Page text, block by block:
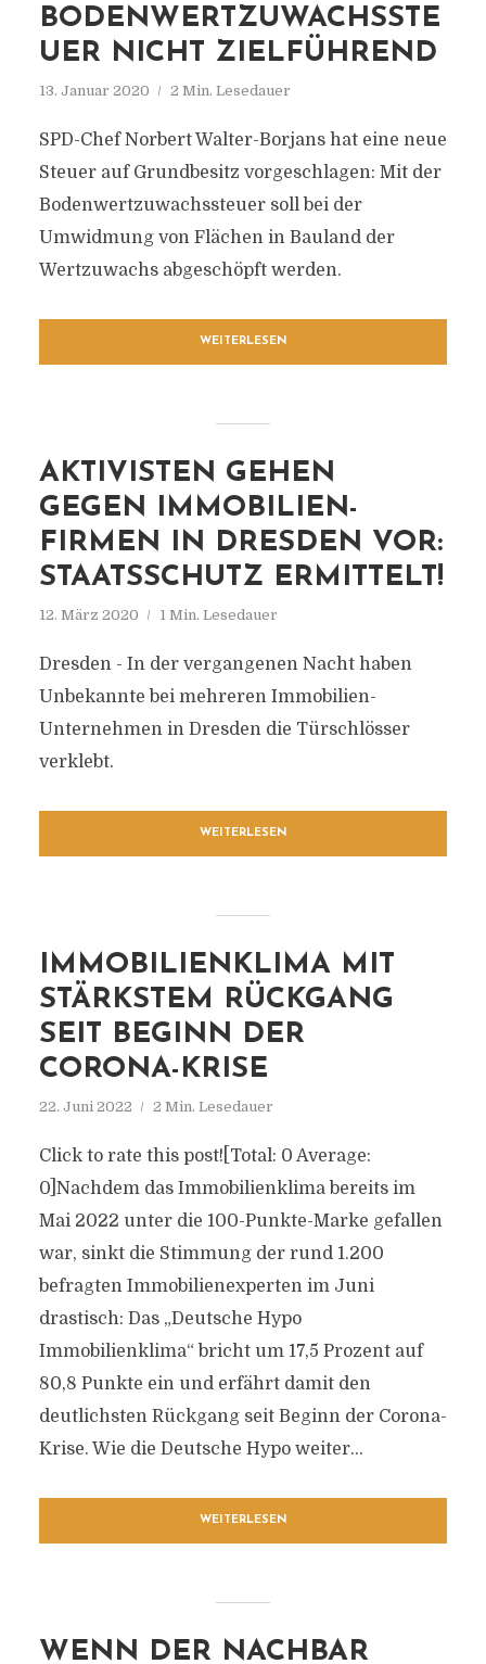
BODENWERTZUWACHSSTE
UER NICHT ZIELFÜHREND
13. Januar 2020 2 Min. Lesedauer
SPD-Chef Norbert Walter-Borjans hat eine neue
Steuer auf Grundbesitz vorgeschlagen: Mit der
Bodenwertzuwachssteuer soll bei der
Umwidmung von Flächen in Bauland der
Wertzuwachs abgeschöpft werden.
WEITERLESEN
AKTIVISTEN GEHEN
GEGEN IMMOBILIEN-
FIRMEN IN DRESDEN VOR:
STAATSSCHUTZ ERMITTELT!
12. März 2020 1 Min. Lesedauer
Dresden - In der vergangenen Nacht haben
Unbekannte bei mehreren Immobilien-
Unternehmen in Dresden die Türschlösser
verklebt.
WEITERLESEN
IMMOBILIENKLIMA MIT
STÄRKSTEM RÜCKGANG
SEIT BEGINN DER
CORONA-KRISE
22. Juni 2022 2 Min. Lesedauer
Click to rate this post![Total: 0 Average:
0]Nachdem das Immobilienklima bereits im
Mai 2022 unter die 100-Punkte-Marke gefallen
war, sinkt die Stimmung der rund 1.200
befragten Immobilienexperten im Juni
drastisch: Das „Deutsche Hypo
Immobilienklima“ bricht um 17,5 Prozent auf
80,8 Punkte ein und erfährt damit den
deutlichsten Rückgang seit Beginn der Corona-
Krise. Wie die Deutsche Hypo weiter...
WEITERLESEN
WENN DER NACHBAR